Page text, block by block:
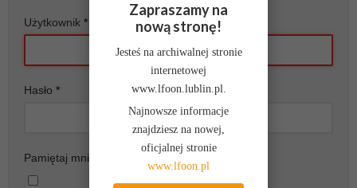
Użytkownik *
Hasło *
Pamiętaj mnie
Zapraszamy na
nową stronę!
Jesteś na archiwalnej stronie
internetowej
www.lfoon.lublin.pl.
Najnowsze informacje
znajdziesz na nowej,
oficjalnej stronie
www.lfoon.pl